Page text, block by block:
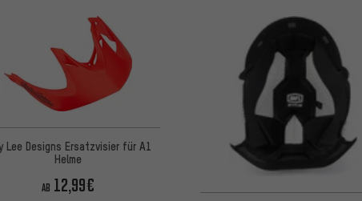
Lee Designs Ersatzvisier für A1
Helme
AB 12,99€